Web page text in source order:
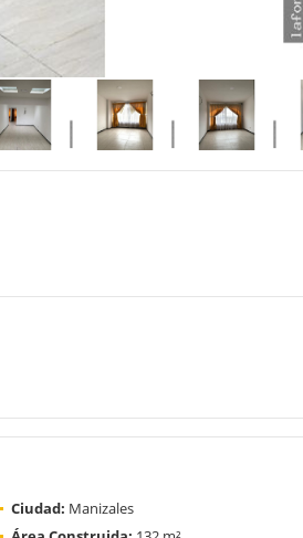
Ciudad: Manizales